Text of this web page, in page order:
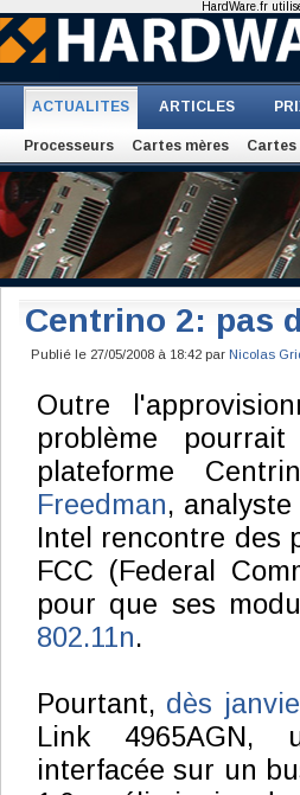
ACTUALITES ARTICLES
Processeurs Cartes mères Cartes
Centrino 2: pas
Publié le 27/05/2008 à 18:42 par Nicolas
Outre
problème
plateforme
Freedman,
Intel rencontre des
FCC (Federal
pour que ses
802.11n.
Pourtant, dès
Link 4965AGN,
interfacée sur un
HardWare.fr